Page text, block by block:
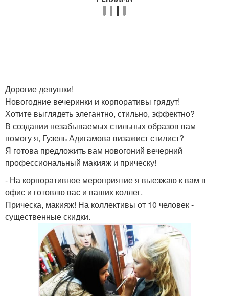
Дорогие девушки!
Новогодние вечеринки и корпоративы грядут!
Хотите выглядеть элегантно, стильно, эффектно?
В создании незабываемых стильных образов вам
помогу я, Гузель Адигамова визажист стилист?
Я готова предложить вам новогоний вечерний
профессиональный макияж и прическу!
- На корпоративное мероприятие я выезжаю к вам в
офис и готовлю вас и ваших коллег.
Прическа, макияж! На коллективы от 10 человек -
существенные скидки.